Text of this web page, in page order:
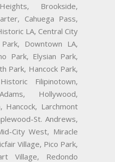
Brookside,
Cahuega Pass,
LA, Central City
Downtown LA,
Park, Elysian Park,
Park, Hancock Park,
Filipinotown,
Hollywood,
Hancock, Larchmont
St. Andrews,
City West, Miracle
Village, Pico Park,
Village, Redondo